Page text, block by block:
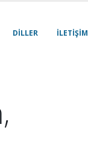
DILLER İLETIŞIM